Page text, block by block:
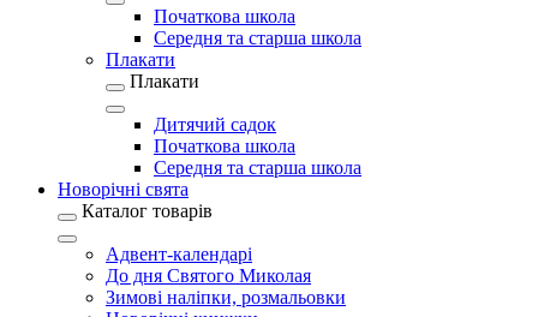
Початкова школа
Середня та старша школа
Плакати
Плакати
Дитячий садок
Початкова школа
Середня та старша школа
Новорічні свята
Каталог товарів
Адвент-календарі
До дня Святого Миколая
Зимові наліпки, розмальовки